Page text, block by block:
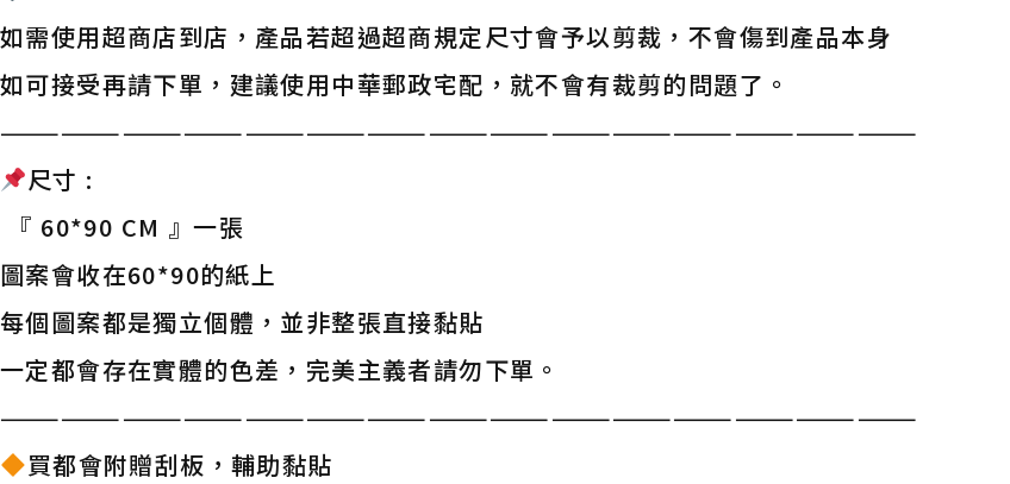
如需使用超商店到店，產品若超過超商規定尺寸會予以剪裁，不會傷到產品本身
如可接受再請下單，建議使用中華郵政宅配，就不會有裁剪的問題了。
—————————————————————————————————————————————
尺寸 :
『 60*90 CM 』一張
圖案會收在60*90的紙上
每個圖案都是獨立個體，並非整張直接黏貼
一定都會存在實體的色差，完美主義者請勿下單。
—————————————————————————————————————————————
買都會附贈刮板，輔助黏貼